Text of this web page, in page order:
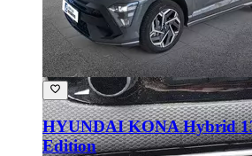
HYUNDAI KONAHybrid
Edition